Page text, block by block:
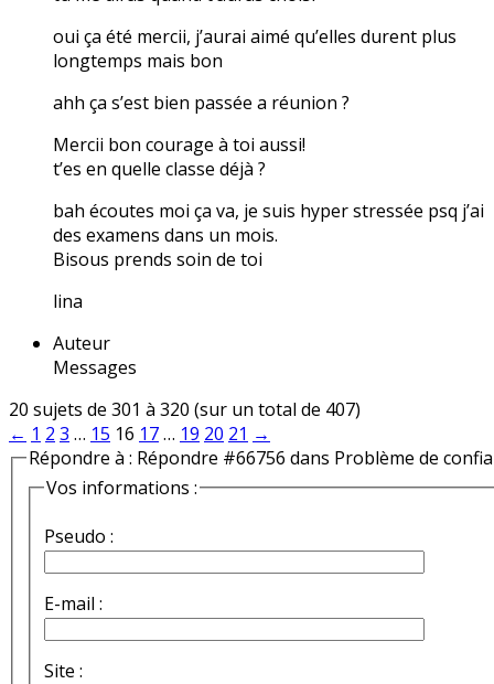
oui ça été mercii, j’aurai aimé qu’elles durent plus
longtemps mais bon
ahh ça s’est bien passée a réunion ?
Mercii bon courage à toi aussi!
t’es en quelle classe déjà ?
bah écoutes moi ça va, je suis hyper stressée psq j’ai
des examens dans un mois.
Bisous prends soin de toi
lina
Auteur
Messages
20 sujets de 301 à 320 (sur un total de 407)
← 1 2 3 … 15 16 17… 19 20 21 →
Répondre à : Répondre #66756 dans Problème de
Vos informations :
Pseudo :
E-mail :
Site :